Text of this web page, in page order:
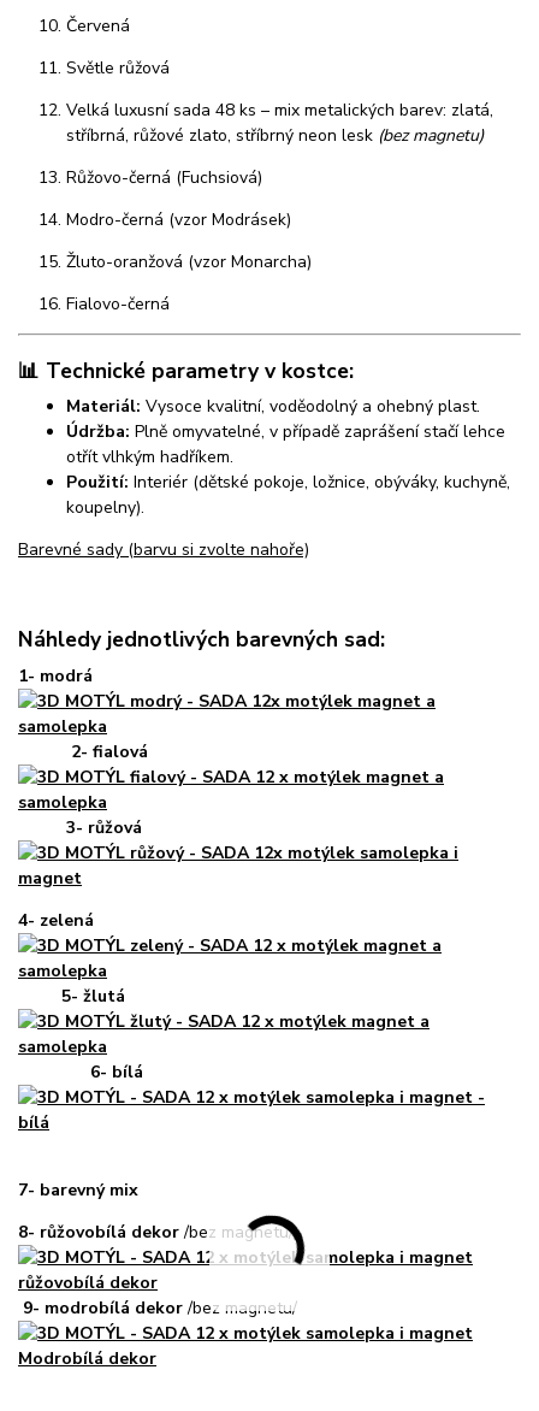
Červená
Světle růžová
Velká luxusní sada 48 ks – mix metalických barev: zlatá,
stříbrná, růžové zlato, stříbrný neon lesk (bez magnetu)
Růžovo-černá (Fuchsiová)
Modro-černá (vzor Modrásek)
Žluto-oranžová (vzor Monarcha)
Fialovo-černá
📊 Technické parametry v kostce:
Materiál: Vysoce kvalitní, voděodolný a ohebný plast.
Údržba: Plně omyvatelné, v případě zaprášení stačí lehce
otřít vlhkým hadříkem.
Použití: Interiér (dětské pokoje, ložnice, obýváky, kuchyně,
koupelny).
Barevné sady (barvu si zvolte nahoře)
Náhledy jednotlivých barevných sad:
1- modrá
2- fialová
3- růžová
4- zelená
5- žlutá
6- bílá
7- barevný mix
8- růžovobílá dekor /bez magnetu/
9- modrobílá dekor /bez magnetu/